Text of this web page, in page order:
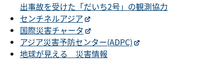
出事故を受けた「だいち2号」の観測協力
センチネルアジア
国際災害チャータ
アジア災害予防センター(ADPC)
地球が見える 災害情報